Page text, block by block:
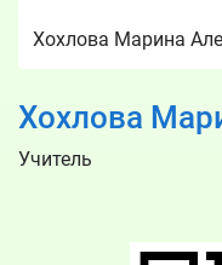
Хохлова Марина
Хохлова
Учитель